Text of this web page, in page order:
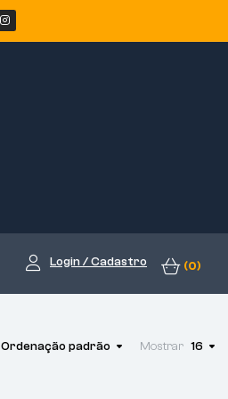
Login / Cadastro (0)
Ordenação padrão Mostrar 16